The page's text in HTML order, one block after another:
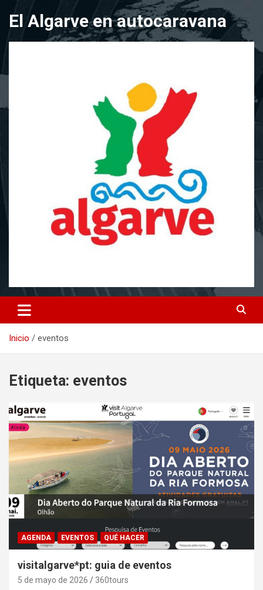
contenido
El Algarve en autocaravana
Inicio eventos
Etiqueta: eventos
AGENDA EVENTOS QUÉ HACER
visitalgarve*pt: guia de eventos
5 de mayo de 2026 360tours